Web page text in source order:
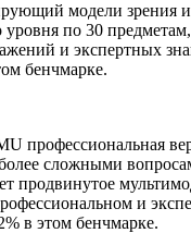
модели зрения и
уровня по 30
и экспертных
бенчмарке.
профессиональная
сложными
продвинутое
и
в этом бенчмарке.